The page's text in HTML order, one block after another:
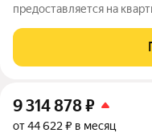
предоставляется на
и до 6% по семейной
воспользоваться скидкой в
9 314 878₽
от 44 622 ₽ в месяц